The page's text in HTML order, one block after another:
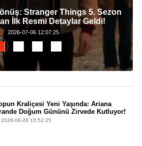
Stranger Things 5. Sezon
İlk Resmi Detaylar Geldi!
2026-07-06 12:07:25
Kraliçesi Yeni Yaşında: Ariana
Doğum Gününü Zirvede Kutluyor!
2026-06-29 15:52:25